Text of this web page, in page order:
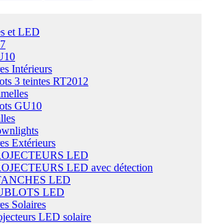
et LED
Intérieurs
3 teintes RT2012
GU10
Extérieurs
LED
LED avec détection
LED
LED
Solaires
LED solaire